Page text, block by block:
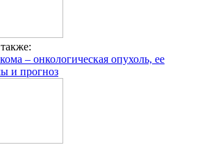
– онкологическая опухоль, ее
и прогноз